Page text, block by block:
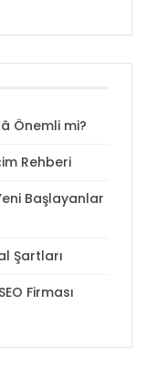
Önemli mi?
Rehberi
Başlayanlar
Şartları
Firması